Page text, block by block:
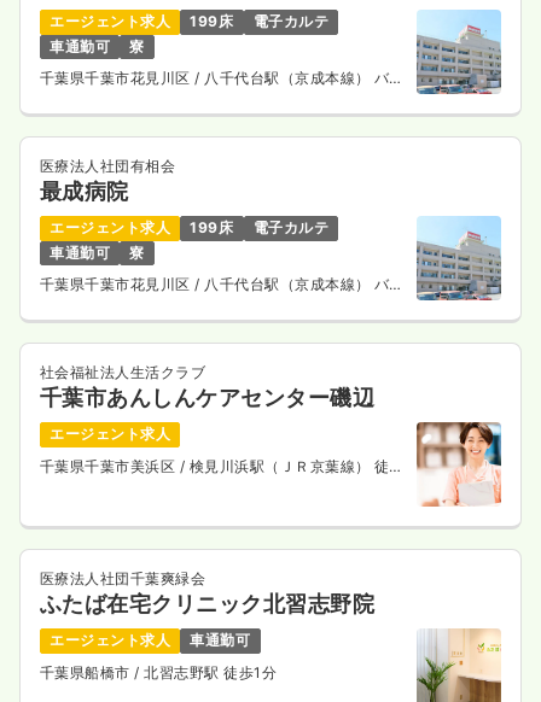
エージェント求人 199床
電子カルテ
車通勤可
寮
千葉県千葉市花見川区/ 八千代台駅（京成本線） バス
医療法人社団有相会
最成病院
エージェント求人 199床
電子カルテ
車通勤可
寮
千葉県千葉市花見川区/ 八千代台駅（京成本線） バス
社会福祉法人生活クラブ
千葉市あんしんケアセンター磯辺
エージェント求人
千葉県千葉市美浜区 / 検見川浜駅（ＪＲ京葉線） 徒歩
医療法人社団千葉爽緑会
ふたば在宅クリニック北習志野院
エージェント求人
車通勤可
千葉県船橋市 / 北習志野駅 徒歩1分